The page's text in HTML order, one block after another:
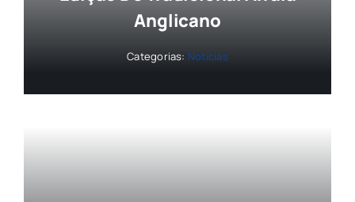
Anglicano
Categorias: Notícias